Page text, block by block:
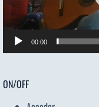
00:00
ON/OFF